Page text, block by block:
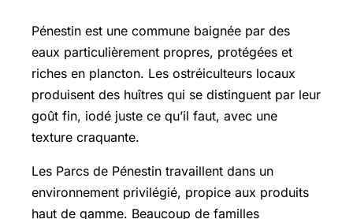
Pénestin est une commune baignée par des
eaux particulièrement propres, protégées et
riches en plancton. Les ostréiculteurs locaux
produisent des huîtres qui se distinguent par leur
goût fin, iodé juste ce qu’il faut, avec une
texture craquante.
Les Parcs de Pénestin travaillent dans un
environnement privilégié, propice aux produits
haut de gamme. Beaucoup de familles